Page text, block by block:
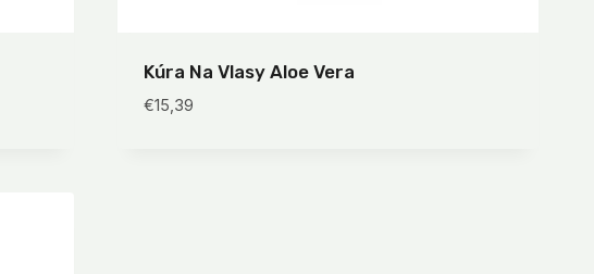
Kúra Na Vlasy Aloe Vera
€15,39